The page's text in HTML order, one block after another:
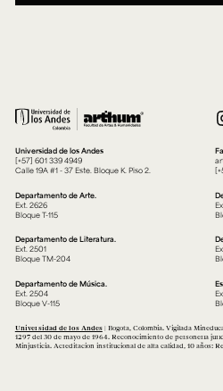
Universidad de los Andes
[+57] 601 339 4949
Calle 19A #1 - 37 Este. Bloque K. Piso 2.
Departamento de Arte.
Ext. 2626
Bloque T-115
Departamento de Literatura.
Ext. 2501
Bloque TM-204
Departamento de Música.
Ext. 2504
Bloque V-115
Universidad de los Andes| Bogotá, Colombia. Vigilada
1297 del 30 de mayo de 1964. Reconocimiento de personería
Minjusticia. Acreditación institucional de alta calidad, 10 años: